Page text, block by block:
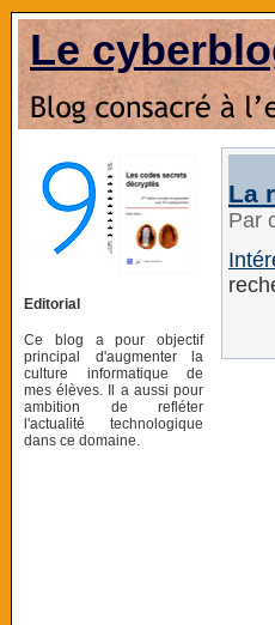
Le
Editorial
Ce blog a pour objectif
principal d'augmenter la
culture informatique de
mes élèves. Il a aussi pour
ambition de refléter
l'actualité technologique
dans ce domaine.
La
Par